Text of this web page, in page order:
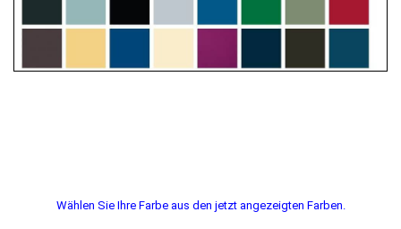
Wählen Sie Ihre Farbe aus den jetzt angezeigten Farben.